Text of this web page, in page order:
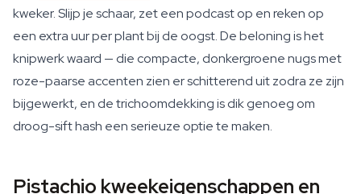
kweker. Slijp je schaar, zet een podcast op en reken op
een extra uur per plant bij de oogst. De beloning is het
knipwerk waard — die compacte, donkergroene nugs met
roze-paarse accenten zien er schitterend uit zodra ze zijn
bijgewerkt, en de trichoomdekking is dik genoeg om
droog-sift hash een serieuze optie te maken.
Pistachio kweekeigenschappen en